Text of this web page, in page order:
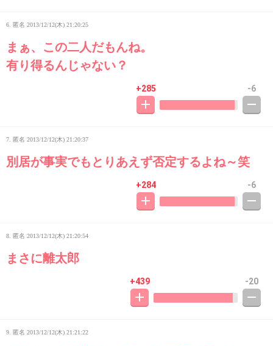
6. 匿名 2013/12/12(木) 21:20:25
まぁ、この二人だもんね。
有り得るんじゃない？
+285 -6
7. 匿名 2013/12/12(木) 21:20:37
別居が事実でもとりあえず否定するよね～笑
+284 -6
8. 匿名 2013/12/12(木) 21:20:54
まさに離太郎
+439 -20
9. 匿名 2013/12/12(木) 21:21:22